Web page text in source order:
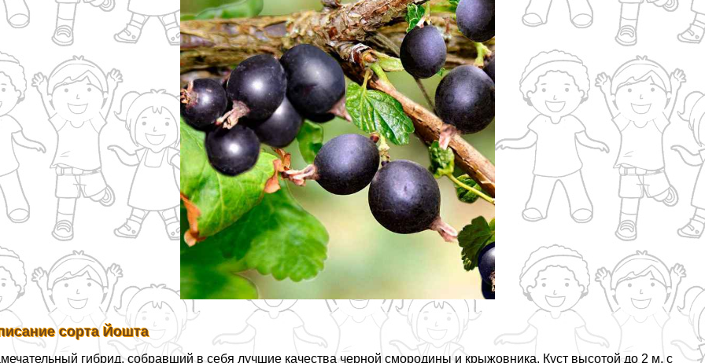
сорта Йошта
гибрид, собравший в себя лучшие качества черной смородины и крыжовника. Куст высотой до 2 м, с